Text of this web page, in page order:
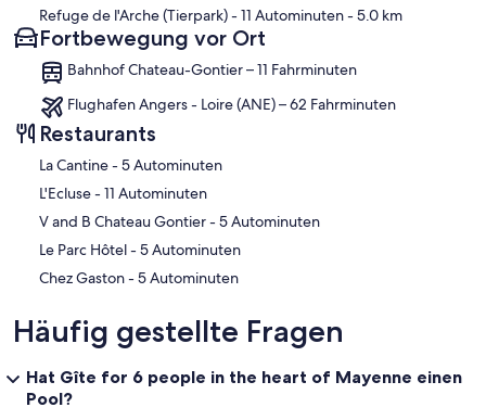
Refuge de l'Arche (Tierpark)- 11 Autominuten- 5.0 km
Fortbewegung vor Ort
Bahnhof Chateau-Gontier – 11 Fahrminuten
Flughafen Angers - Loire (ANE) – 62 Fahrminuten
Restaurants
‪La Cantine - ‬5 Autominuten
‪L'Ecluse - ‬11 Autominuten
‪V and B Chateau Gontier - ‬5 Autominuten
‪Le Parc Hôtel - ‬5 Autominuten
‪Chez Gaston - ‬5 Autominuten
Häufig gestellte Fragen
Hat Gîte for 6 people in the heart of Mayenne einen
Pool?